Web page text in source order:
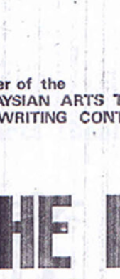
Koleksi Kami
Teater
Tarian
Artikel
Penapisan
Sejarah Lisan
Mengenai Kami
EN